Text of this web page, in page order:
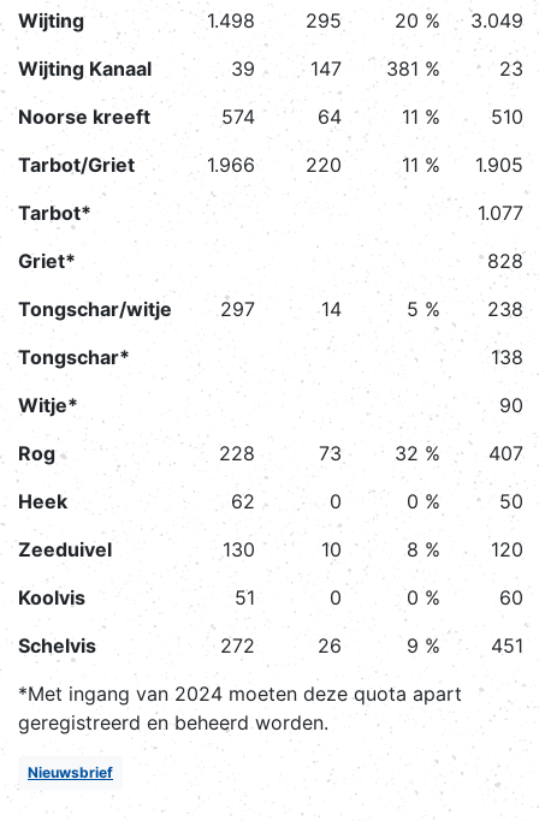
Wijting 1.498 295 20 %
3.049
Wijting Kanaal
39 147 381 %
23
Noorse kreeft
574 64 11 %
510
Tarbot/Griet
1.966 220 11 %
1.905
Tarbot*
1.077
Griet*
828
Tongschar/witje
297 14 5 %
238
Tongschar*
138
Witje*
90
Rog
228 73 32 %
407
Heek
62 0 0 %
50
Zeeduivel
130 10 8 %
120
Koolvis
51 0 0 %
60
Schelvis
272 26 9 %
451
*Met ingang van 2024 moeten deze quota apart
geregistreerd en beheerd worden.
Nieuwsbrief